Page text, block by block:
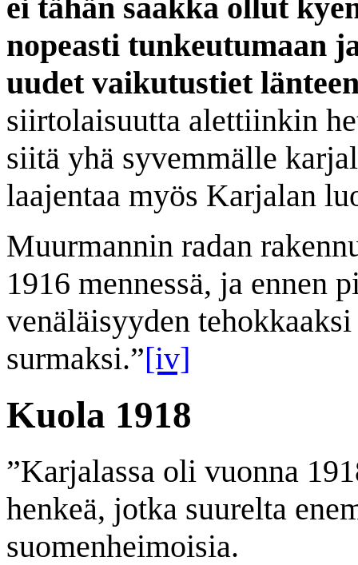
ei tähän saakka ollut
nopeasti tunkeutumaan
uudet vaikutustiet
siirtolaisuutta alettiinkin
siitä yhä syvemmälle
laajentaa myös Karjalan
Muurmannin radan
1916 mennessä, ja ennen
venäläisyyden
surmaksi.”[iv]
Kuola 1918
”Karjalassa oli vuonna
henkeä, jotka suurelta
suomenheimoisia.